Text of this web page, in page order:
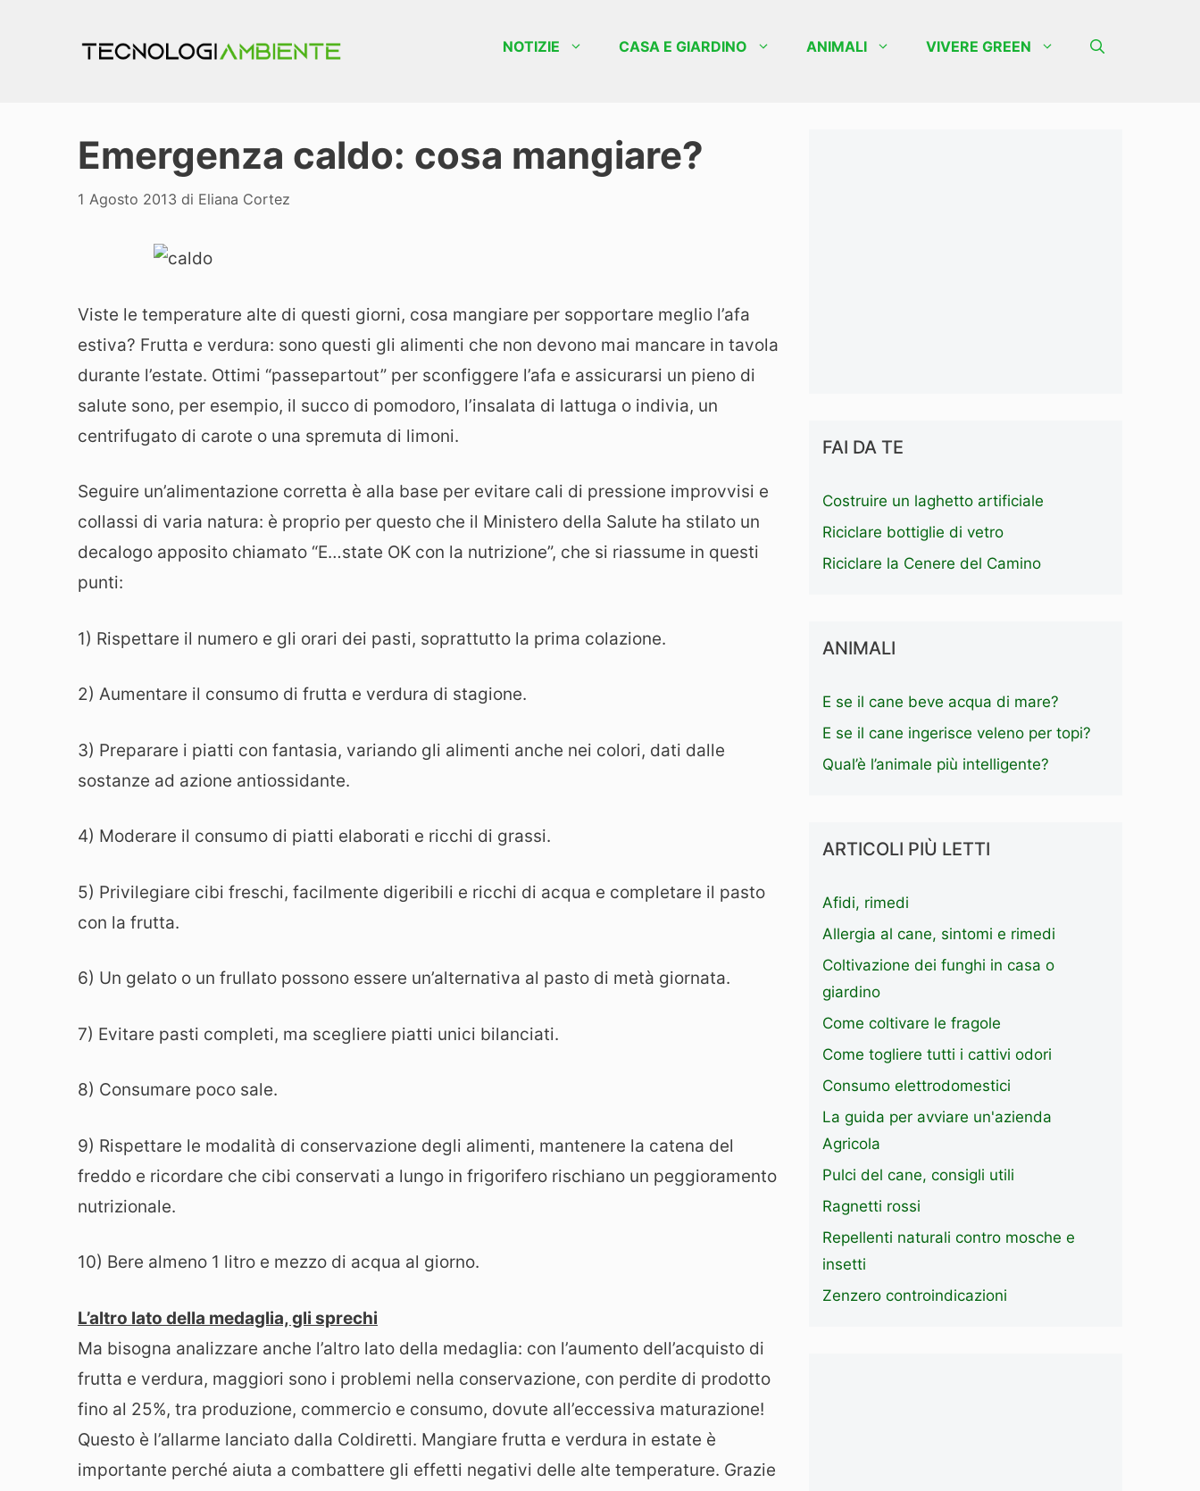
NOTIZIE CASA E GIARDINO ANIMALI VIVERE GREEN
Emergenza caldo: cosa mangiare?
1 Agosto 2013 di Eliana Cortez
Viste le temperature alte di questi giorni, cosa mangiare per sopportare meglio l’afa
estiva? Frutta e verdura: sono questi gli alimenti che non devono mai mancare in tavola
durante l’estate. Ottimi “passepartout” per sconfiggere l’afa e assicurarsi un pieno di
salute sono, per esempio, il succo di pomodoro, l’insalata di lattuga o indivia, un
centrifugato di carote o una spremuta di limoni.
Seguire un’alimentazione corretta è alla base per evitare cali di pressione improvvisi e
collassi di varia natura: è proprio per questo che il Ministero della Salute ha stilato un
decalogo apposito chiamato “E…state OK con la nutrizione”, che si riassume in questi
punti:
1) Rispettare il numero e gli orari dei pasti, soprattutto la prima colazione.
2) Aumentare il consumo di frutta e verdura di stagione.
3) Preparare i piatti con fantasia, variando gli alimenti anche nei colori, dati dalle
sostanze ad azione antiossidante.
4) Moderare il consumo di piatti elaborati e ricchi di grassi.
5) Privilegiare cibi freschi, facilmente digeribili e ricchi di acqua e completare il pasto
con la frutta.
6) Un gelato o un frullato possono essere un’alternativa al pasto di metà giornata.
7) Evitare pasti completi, ma scegliere piatti unici bilanciati.
8) Consumare poco sale.
9) Rispettare le modalità di conservazione degli alimenti, mantenere la catena del
freddo e ricordare che cibi conservati a lungo in frigorifero rischiano un peggioramento
nutrizionale.
10) Bere almeno 1 litro e mezzo di acqua al giorno.
L’altro lato della medaglia, gli sprechi
Ma bisogna analizzare anche l’altro lato della medaglia: con l’aumento dell’acquisto di
frutta e verdura, maggiori sono i problemi nella conservazione, con perdite di prodotto
fino al 25%, tra produzione, commercio e consumo, dovute all’eccessiva maturazione!
Questo è l’allarme lanciato dalla Coldiretti. Mangiare frutta e verdura in estate è
importante perché aiuta a combattere gli effetti negativi delle alte temperature. Grazie
FAI DA TE
Costruire un laghetto artificiale
Riciclare bottiglie di vetro
Riciclare la Cenere del Camino
ANIMALI
E se il cane beve acqua di mare?
E se il cane ingerisce veleno per topi?
Qual’è l’animale più intelligente?
ARTICOLI PIÙ LETTI
Afidi, rimedi
Allergia al cane, sintomi e rimedi
Coltivazione dei funghi in casa o
giardino
Come coltivare le fragole
Come togliere tutti i cattivi odori
Consumo elettrodomestici
La guida per avviare un'azienda
Agricola
Pulci del cane, consigli utili
Ragnetti rossi
Repellenti naturali contro mosche e
insetti
Zenzero controindicazioni